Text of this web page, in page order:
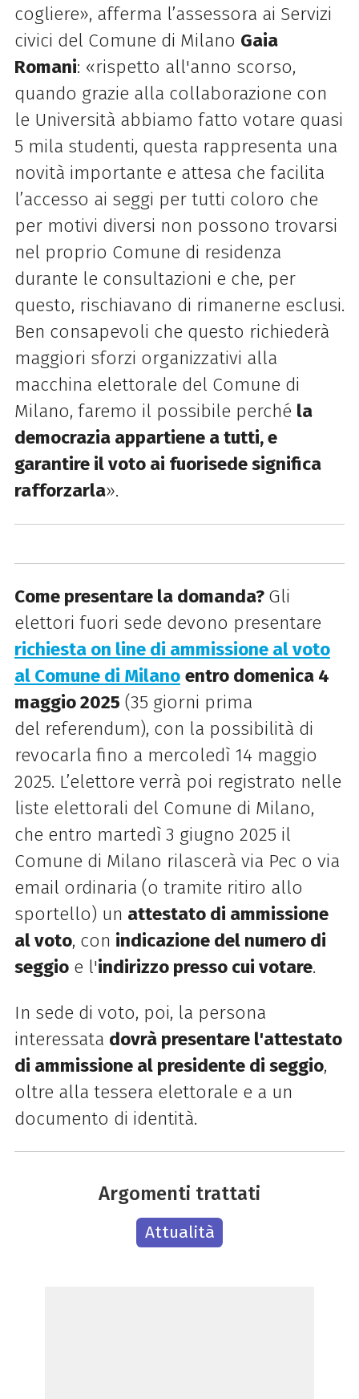
cogliere», afferma l’assessora ai Servizi
civici del Comune di Milano Gaia
Romani: «rispetto all'anno scorso,
quando grazie alla collaborazione con
le Università abbiamo fatto votare quasi
5 mila studenti, questa rappresenta una
novità importante e attesa che facilita
l’accesso ai seggi per tutti coloro che
per motivi diversi non possono trovarsi
nel proprio Comune di residenza
durante le consultazioni e che, per
questo, rischiavano di rimanerne esclusi.
Ben consapevoli che questo richiederà
maggiori sforzi organizzativi alla
macchina elettorale del Comune di
Milano, faremo il possibile perché la
democrazia appartiene a tutti, e
garantire il voto ai fuorisede significa
rafforzarla».
Come presentare la domanda? Gli
elettori fuori sede devono presentare
richiesta on line di ammissione al voto
al Comune di Milano entro domenica 4
maggio 2025 (35 giorni prima
del referendum), con la possibilità di
revocarla fino a mercoledì 14 maggio
2025. L’elettore verrà poi registrato nelle
liste elettorali del Comune di Milano,
che entro martedì 3 giugno 2025 il
Comune di Milano rilascerà via Pec o via
email ordinaria (o tramite ritiro allo
sportello) un attestato di ammissione
al voto, con indicazione del numero di
seggioe l'indirizzo presso cui votare.
In sede di voto, poi, la persona
interessata dovrà presentare l'attestato
di ammissione al presidente di seggio,
oltre alla tessera elettorale e a un
documento di identità.
Argomenti trattati
Attualità